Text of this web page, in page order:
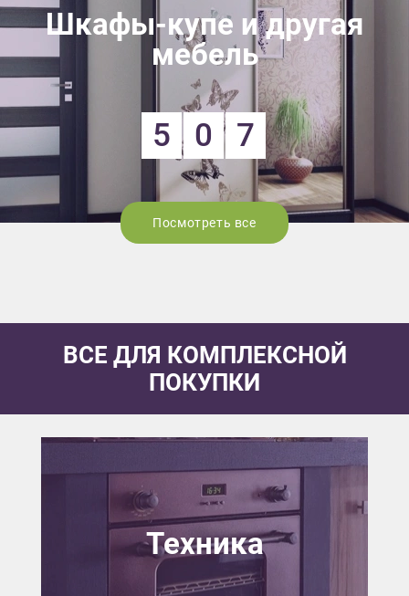
Шкафы-купе и другая
мебель
5 0 7
Посмотреть все
ВСЕ ДЛЯ КОМПЛЕКСНОЙ
ПОКУПКИ
Техника